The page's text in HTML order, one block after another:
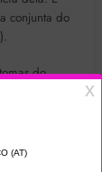
conjunta do
do
ótica, a
de um
E